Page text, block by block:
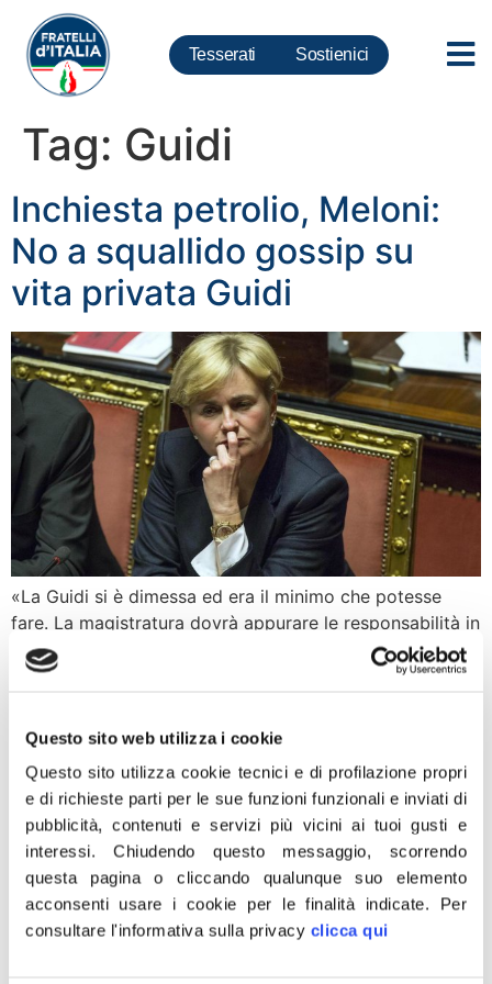
Questo sito web utilizza i cookie
Questo sito utilizza cookie tecnici e di profilazione propri
e di richieste parti per le sue funzioni funzionali e inviati di
pubblicità, contenuti e servizi più vicini ai tuoi gusti e
interessi.Chiudendo questo messaggio, scorrendo
questa pagina o cliccando qualunque suo elemento
acconsenti usare i cookie per le finalità indicate. Per
consultare l'informativa sulla privacy clicca qui
Tesserati Sostienici
Tag: Guidi
Inchiesta petrolio, Meloni:
No a squallido gossip su
vita privata Guidi
«La Guidi si è dimessa ed era il minimo che potesse
fare. La magistratura dovrà appurare le responsabilità in
questa squallida vicenda di compromissione costante
tra il governo Renzi e i poteri forti. Noi continueremo a
vita privata di una donna e i colloqui con […]
Fratelli d’Italia, Rampelli-De
Priamo: Benvenuto a
Federico Guidi